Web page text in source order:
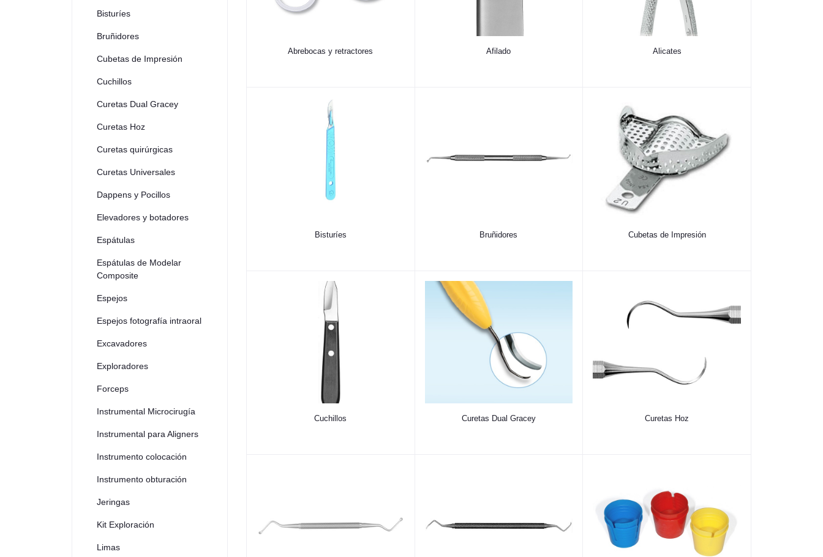
Bisturíes
Bruñidores
Cubetas de Impresión
Cuchillos
Curetas Dual Gracey
Curetas Hoz
Curetas quirúrgicas
Curetas Universales
Dappens y Pocillos
Elevadores y botadores
Espátulas
Espátulas de Modelar
Composite
Espejos
Espejos fotografía intraoral
Excavadores
Exploradores
Forceps
Instrumental Microcirugía
Instrumental para Aligners
Instrumento colocación
Instrumento obturación
Jeringas
Kit Exploración
Limas
Abrebocas y retractores Afilado Alicates
Bisturíes Bruñidores Cubetas de Impresión
Cuchillos Curetas Dual Gracey Curetas Hoz